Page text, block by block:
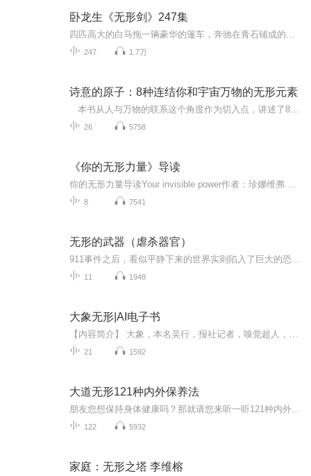
卧龙生《无形剑》247集
247 1.7万
诗意的原子：8种连结你和宇宙万物的无形元素
26 5758
《你的无形力量》导读
8 7541
无形的武器（虐杀器官）
11 1948
大象无形|AI电子书
21 1592
大道无形121种内外保养法
122 5932
家庭：无形之塔 李维榕